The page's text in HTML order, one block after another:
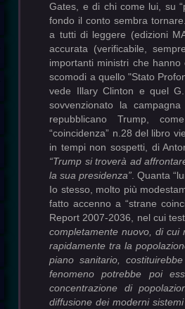
Gates, e di chi come lui, su
fondo il conto sembra
a tutti di leggere (edizioni
accurata (verificabile,
importanti ministri che
scomodi a quello "Stato
vede Illary Clinton e quel
sovvenzionato la
repubblicano Trump,
“coincidenza” n.28 del libro
in tempi non sospetti, di
“Trump si troverà ad
la sua presidenza” . Quanta
Io stesso, molto più
fatto accenno a “strane
Report 2007-2036, nel cui
completamente nuovo, di cui
rapidamente tra la
piano sanitario,
fenomeno potrebbe poi
concentrazione di
diffusione dei moderni